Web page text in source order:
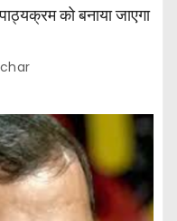
को बनाया जाएगा